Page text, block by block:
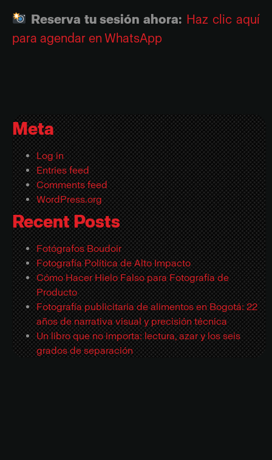
Reserva tu sesión ahora: Haz clic aquí
para agendar en WhatsApp
Meta
Log in
Entries feed
Comments feed
WordPress.org
Recent Posts
Fotógrafos Boudoir
Fotografía Política de Alto Impacto
Cómo Hacer Hielo Falso para Fotografía de
Producto
Fotografía publicitaria de alimentos en Bogotá: 22
años de narrativa visual y precisión técnica
Un libro que no importa: lectura, azar y los seis
grados de separación